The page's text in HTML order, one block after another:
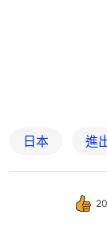
日本 進
20